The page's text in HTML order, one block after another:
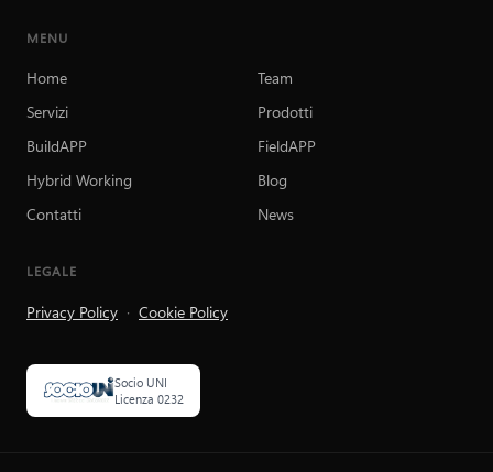
MENU
Home
Team
Servizi
Prodotti
BuildAPP
FieldAPP
Hybrid Working
Blog
Contatti
News
LEGALE
Privacy Policy · Cookie Policy
Socio UNI
Licenza 0232